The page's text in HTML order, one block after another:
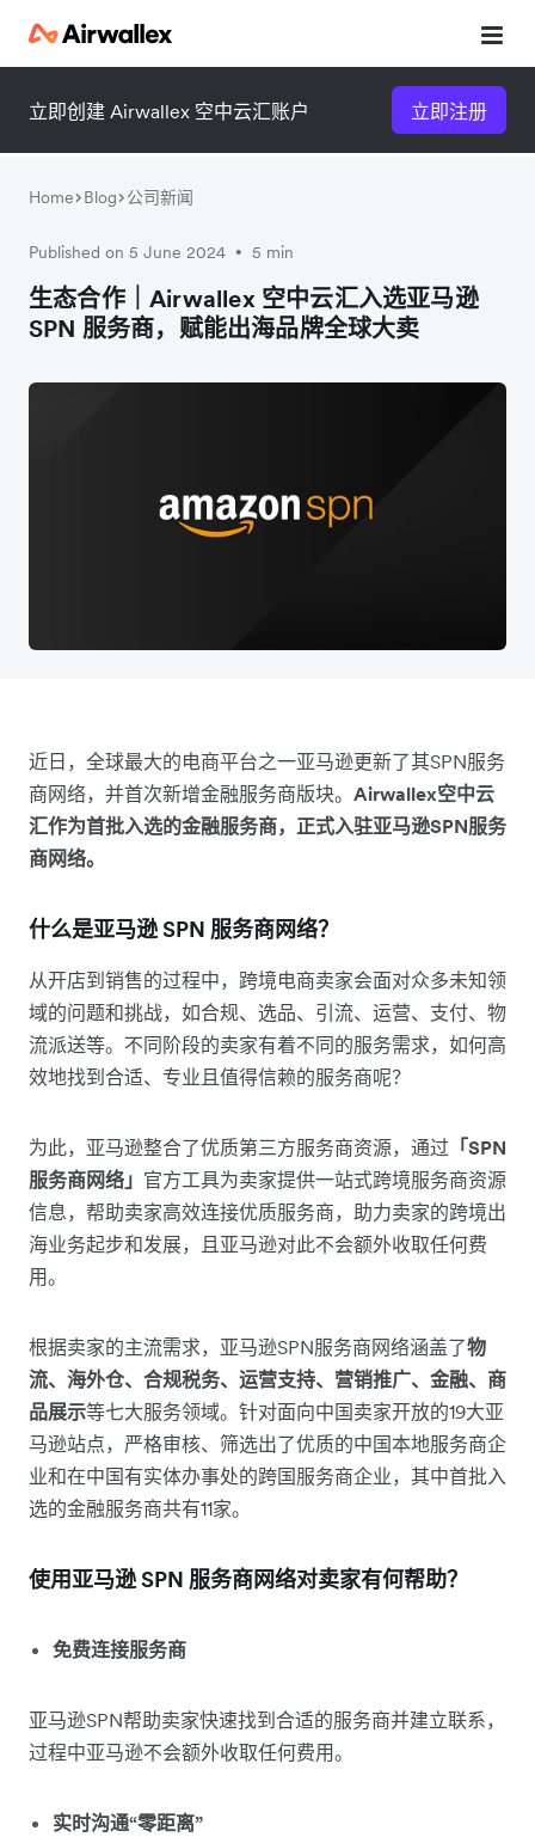
立即创建 Airwallex 空中云汇账户 立即注册
Home Blog 公司新闻
Published on 5 June 2024 • 5 min
生态合作｜Airwallex 空中云汇入选亚马逊
SPN 服务商，赋能出海品牌全球大卖
近日，全球最大的电商平台之一亚马逊更新了其SPN服务
商网络，并首次新增金融服务商版块。 Airwallex空中云
汇作为首批入选的金融服务商，正式入驻亚马逊SPN服务
商网络。
什么是亚马逊 SPN 服务商网络？
从开店到销售的过程中，跨境电商卖家会面对众多未知领
域的问题和挑战，如合规、选品、引流、运营、支付、物
流派送等。不同阶段的卖家有着不同的服务需求，如何高
效地找到合适、专业且值得信赖的服务商呢？
为此，亚马逊整合了优质第三方服务商资源，通过 「SPN
服务商网络」 官方工具为卖家提供一站式跨境服务商资源
信息，帮助卖家高效连接优质服务商，助力卖家的跨境出
海业务起步和发展，且亚马逊对此不会额外收取任何费
用。
根据卖家的主流需求，亚马逊SPN服务商网络涵盖了物
流、海外仓、合规税务、运营支持、营销推广、金融、商
品展示等七大服务领域。针对面向中国卖家开放的19大亚
马逊站点，严格审核、筛选出了优质的中国本地服务商企
业和在中国有实体办事处的跨国服务商企业，其中首批入
选的金融服务商共有11家。
使用亚马逊 SPN 服务商网络对卖家有何帮助？
免费连接服务商
亚马逊SPN帮助卖家快速找到合适的服务商并建立联系，
过程中亚马逊不会额外收取任何费用。
实时沟通“零距离”
微信扫一扫，点击手机右上角
分享
微信扫一扫，点击手机右上角
分享